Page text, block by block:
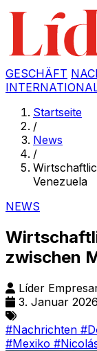
GESCHÄFT
Startseite
/
News
/
Venezuela
NEWS
zwischen
Líder
3. Januar 2026
#Nachrichten
#Mexiko